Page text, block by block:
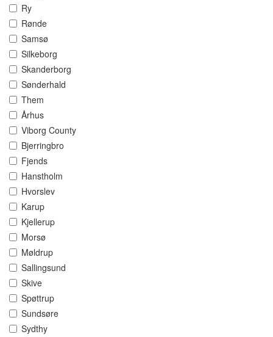
Ry
Rønde
Samsø
Silkeborg
Skanderborg
Sønderhald
Them
Århus
Viborg County
Bjerringbro
Fjends
Hanstholm
Hvorslev
Karup
Kjellerup
Morsø
Møldrup
Sallingsund
Skive
Spøttrup
Sundsøre
Sydthy